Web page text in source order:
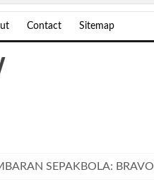
Contact Sitemap
SEPAKBOLA: